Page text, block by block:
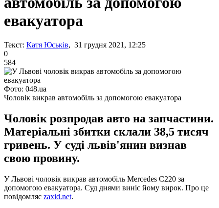
евакуатора
Текст: Катя Юськів, 31 грудня 2021, 12:25
0
584
Фото: 048.ua
Чоловік викрав автомобіль за допомогою евакуатора
Чоловік розпродав авто на запчастини.
Матеріальні збитки склали 38,5 тисяч
гривень. У суді львів'янин визнав
свою провину.
У Львові чоловік викрав автомобіль Mercedes C220 за
допомогою евакуатора. Суд днями виніс йому вирок. Про це
повідомляє zaxid.net.